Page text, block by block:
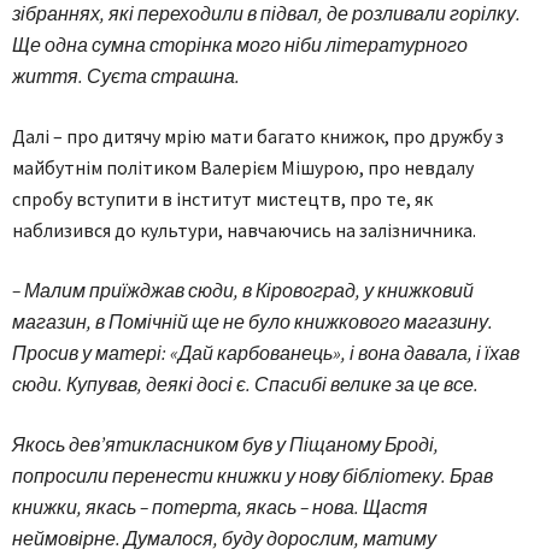
зібраннях, які переходили в підвал, де розливали горілку.
Ще одна сумна сторінка мого ніби літературного
життя. Суєта страшна.
Далі – про дитячу мрію мати багато книжок, про дружбу з
майбутнім політиком Валерієм Мішурою, про невдалу
спробу вступити в інститут мистецтв, про те, як
наблизився до культури, навчаючись на залізничника.
– Малим приїжджав сюди, в Кіровоград, у книжковий
магазин, в Помічній ще не було книжкового магазину.
Просив у матері: «Дай карбованець», і вона давала, і їхав
сюди. Купував, деякі досі є. Спасибі велике за це все.
Якось дев’ятикласником був у Піщаному Броді,
попросили перенести книжки у нову бібліотеку. Брав
книжки, якась – потерта, якась – нова. Щастя
неймовірне. Думалося, буду дорослим, матиму